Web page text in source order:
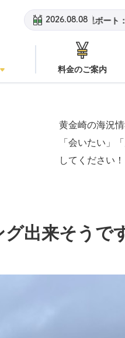
2026.08.08
オープン 安良里ボート：潜水
料金のご案内
黄金崎の海況
「会いたい」
してください！
出来そうで